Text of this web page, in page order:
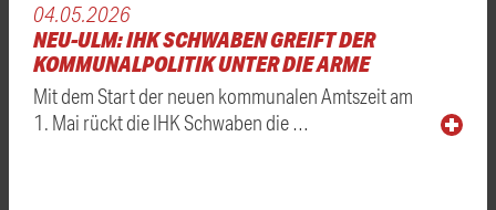
04.05.2026
NEU-ULM: IHK SCHWABEN GREIFT DER
KOMMUNALPOLITIK UNTER DIE ARME
Mit dem Start der neuen kommunalen Amtszeit am
1. Mai rückt die IHK Schwaben die …